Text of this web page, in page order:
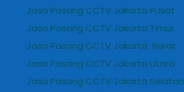
Jasa Pasang CCTV Jakarta Pusat
Jasa Pasang CCTV Jakarta Timur
Jasa Pasang CCTV Jakarta Barat
Jasa Pasang CCTV Jakarta Utara
Jasa Pasang CCTV Jakarta Selatan